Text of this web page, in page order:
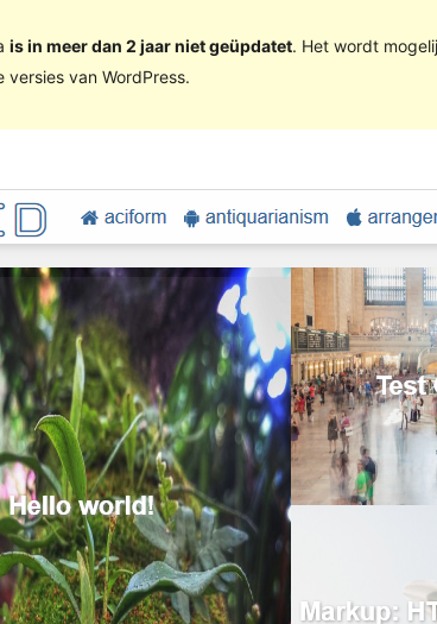
is in meer dan 2 jaar niet geüpdatet. Het wordt
versies van WordPress.